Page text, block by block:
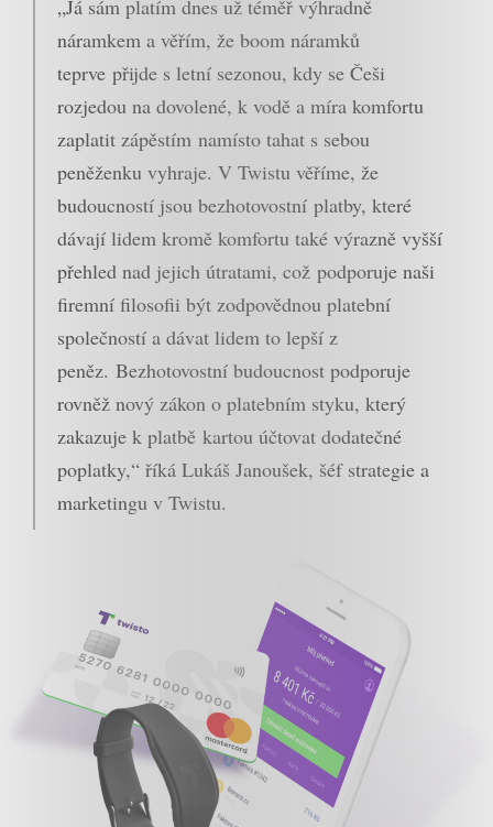
„Já sám platím dnes už téměř výhradně
náramkem a věřím, že boom náramků
teprve přijde s letní sezonou, kdy se Češi
rozjedou na dovolené, k vodě a míra komfortu
zaplatit zápěstím namísto tahat s sebou
peněženku vyhraje. V Twistu věříme, že
budoucností jsou bezhotovostní platby, které
dávají lidem kromě komfortu také výrazně vyšší
přehled nad jejich útratami, což podporuje naši
firemní filosofii být zodpovědnou platební
společností a dávat lidem to lepší z
peněz. Bezhotovostní budoucnost podporuje
rovněž nový zákon o platebním styku, který
zakazuje k platbě kartou účtovat dodatečné
poplatky,“ říká Lukáš Janoušek, šéf strategie a
marketingu v Twistu.